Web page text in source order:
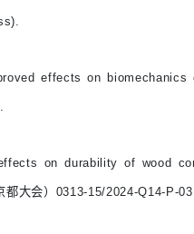
effects on biomechanics
on durability of wood
大会）0313-15/2024-Q14-P-